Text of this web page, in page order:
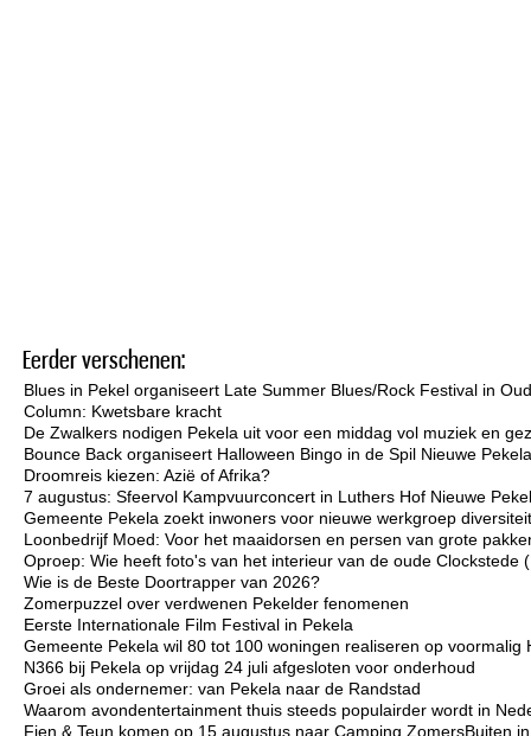
Eerder verschenen:
Blues in Pekel organiseert Late Summer Blues/Rock Festival in
Column: Kwetsbare kracht
De Zwalkers nodigen Pekela uit voor een middag vol muziek en
Bounce Back organiseert Halloween Bingo in de Spil Nieuwe Pekela
Droomreis kiezen: Azië of Afrika?
7 augustus: Sfeervol Kampvuurconcert in Luthers Hof Nieuwe
Gemeente Pekela zoekt inwoners voor nieuwe werkgroep
Loonbedrijf Moed: Voor het maaidorsen en persen van grote
Oproep: Wie heeft foto's van het interieur van de oude Clockstede
Wie is de Beste Doortrapper van 2026?
Zomerpuzzel over verdwenen Pekelder fenomenen
Eerste Internationale Film Festival in Pekela
Gemeente Pekela wil 80 tot 100 woningen realiseren op voormalig
N366 bij Pekela op vrijdag 24 juli afgesloten voor onderhoud
Groei als ondernemer: van Pekela naar de Randstad
Waarom avondentertainment thuis steeds populairder wordt in
Fien & Teun komen op 15 augustus naar Camping ZomersBuiten